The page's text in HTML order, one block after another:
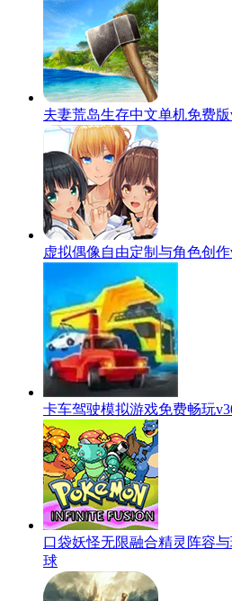
夫妻荒岛生存中文单机免费版
虚拟偶像自由定制与角色创
卡车驾驶模拟游戏免费畅玩
口袋妖怪无限融合精灵阵容
球